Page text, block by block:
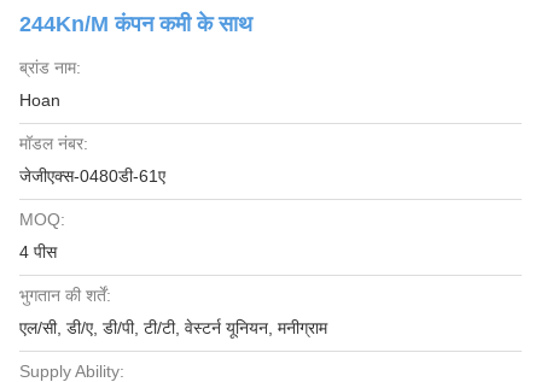
244Kn/m कंपन कमी के साथ
ब्रांड नाम:
Hoan
मॉडल नंबर:
जेजीएक्स-0480डी-61ए
MOQ:
4 पीस
भुगतान की शर्तें:
एल/सी, डी/ए, डी/पी, टी/टी, वेस्टर्न यूनियन, मनीग्राम
Supply Ability: